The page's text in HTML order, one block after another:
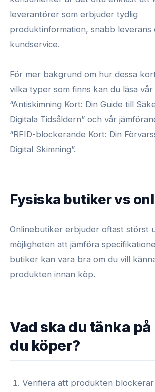
leverantörer som erbjuder tydlig
produktinformation, snabb leverans
kundservice.
För mer bakgrund om hur dessa
vilka typer som finns kan du läsa vår
“Antiskimning Kort: Din Guide till
Digitala Tidsåldern” och vår
“RFID-blockerande Kort: Din
Digital Skimning”.
Fysiska butiker vs
Onlinebutiker erbjuder oftast störst
möjligheten att jämföra
butiker kan vara bra om du vill
produkten innan köp.
Vad ska du tänka
du köper?
Verifiera att produkten blockerar